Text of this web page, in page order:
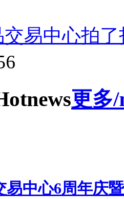
易中心拍
news更多
易中心6周年庆